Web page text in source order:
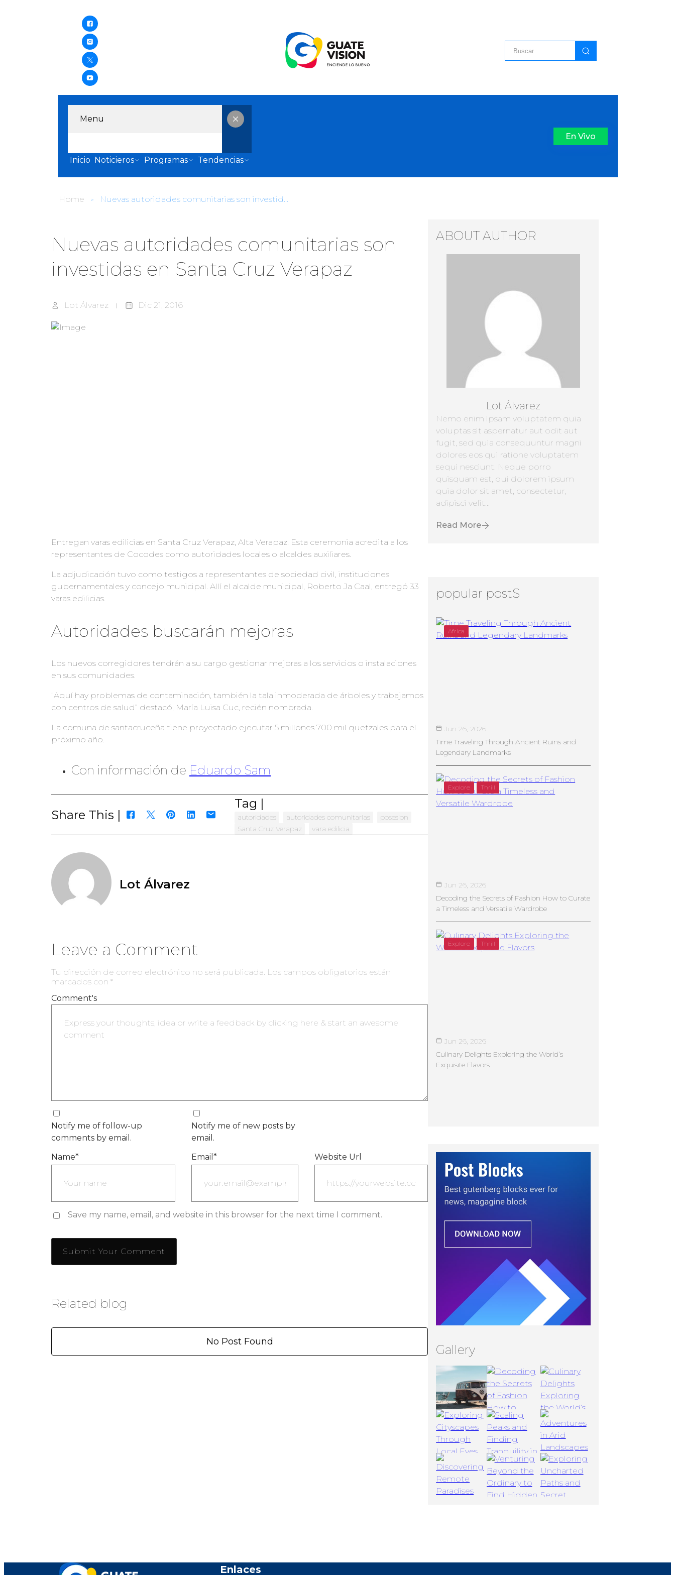
Menu
Inicio Noticieros Programas Tendencias
En Vivo
Home Nuevas autoridades comunitarias son investidas en Santa Cruz Verapaz
Nuevas autoridades comunitarias son
investidas en Santa Cruz Verapaz
Lot Álvarez Dic 21, 2016
Entregan varas edilicias en Santa Cruz Verapaz, Alta Verapaz. Esta ceremonia acredita a los
representantes de Cocodes como autoridades locales o alcaldes auxiliares.
La adjudicación tuvo como testigos a representantes de sociedad civil, instituciones
gubernamentales y concejo municipal. Allí el alcalde municipal, Roberto Ja Caal, entregó 33
varas edilicias.
Autoridades buscarán mejoras
Los nuevos corregidores tendrán a su cargo gestionar mejoras a los servicios o instalaciones
en sus comunidades.
“Aquí hay problemas de contaminación, también la tala inmoderada de árboles y trabajamos
con centros de salud” destacó, María Luisa Cuc, recién nombrada.
La comuna de santacruceña tiene proyectado ejecutar 5 millones 700 mil quetzales para el
próximo año.
Con información de Eduardo Sam
Share This |
Tag |
autoridades autoridades comunitarias
posesion
Santa Cruz Verapaz
vara edilicia
Lot Álvarez
Leave a Comment
Tu dirección de correo electrónico no será publicada. Los campos obligatorios están
marcados con *
Comment's
Name* Email* Website Url
Save my name, email, and website in this browser for the next time I comment.
Notify me of follow-up
comments by email.
Notify me of new posts by
email.
Related blog
No Post Found
ABOUT AUTHOR
Lot Álvarez
Nemo enim ipsam voluptatem quia
voluptas sit aspernatur aut odit aut
fugit, sed quia consequuntur magni
dolores eos qui ratione voluptatem
sequi nesciunt. Neque porro
quisquam est, qui dolorem ipsum
quia dolor sit amet, consectetur,
adipisci velit...
Read More
popular postS
Africa
Jun 26, 2026
Time Traveling Through Ancient Ruins and
Legendary Landmarks
Explore Thrill
Jun 26, 2026
Decoding the Secrets of Fashion How to Curate
a Timeless and Versatile Wardrobe
Explore Thrill
Jun 26, 2026
Culinary Delights Exploring the World’s
Exquisite Flavors
Gallery
Enlaces